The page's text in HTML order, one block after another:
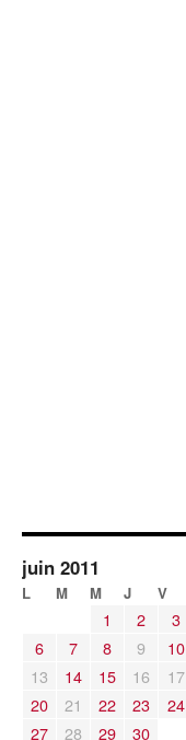
juin 2011
L M M J V
1 2 3
6
7 8 9 10
13
14 15 16 17
20
21 22 23 24
27
28 29 30